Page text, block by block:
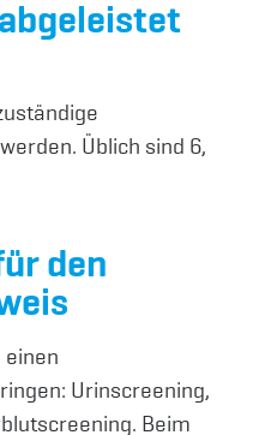
Üblich sind 6,
den
einen
Urinscreening,
Beim